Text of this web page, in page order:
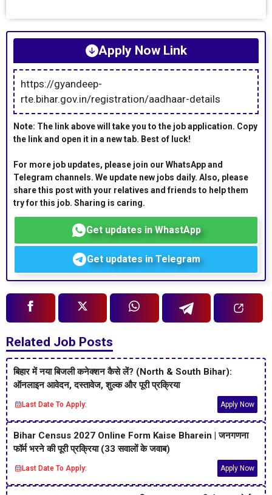
Apply Now Link
https://gyandeep-
rte.bihar.gov.in/registration/aadhaar-details
Note: The link above will take you to the job application. Copy
the link and open it in a new tab. Best of luck!
For more job updates, please join our WhatsApp and
Telegram channels. We update new jobs daily. Also, please
share this post with your relatives and friends to help them
try for this job. Sharing is caring.
Get updates in WhastApp
Get updates in Telegram
Related Job Posts
बिहार में नया बिजली कनेक्शन कैसे लें? (North & South Bihar):
ऑनलाइन आवेदन, दस्तावेज, शुल्क और पूरी प्रक्रिया
Last Date To Apply: Apply Now
Bihar Census 2027 Online Form Kaise Bharein | जनगणना
फॉर्म भरने की पूरी प्रक्रिया (33 सवालों के जवाब)
Last Date To Apply: Apply Now